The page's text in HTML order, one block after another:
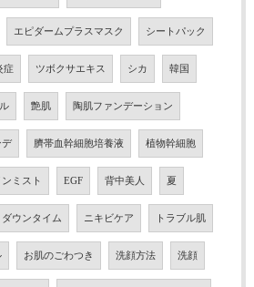
エピダームプラスマスク シートパック
症 ツボクサエキス シカ 韓国
艶肌 陶肌ファンデーション
デ 臍帯血幹細胞培養液 植物幹細胞
ミスト EGF 背中美人 夏
ダウンタイム ニキビケア トラブル肌
お肌のごわつき 洗顔方法 洗顔